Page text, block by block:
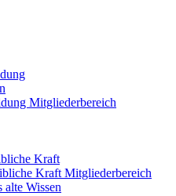
Mitgliederbereich
Kraft
Kraft Mitgliederbereich
Wissen